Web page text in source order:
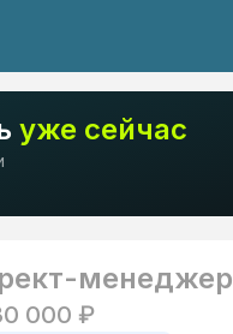
уже сейчас
менеджер
000 ₽